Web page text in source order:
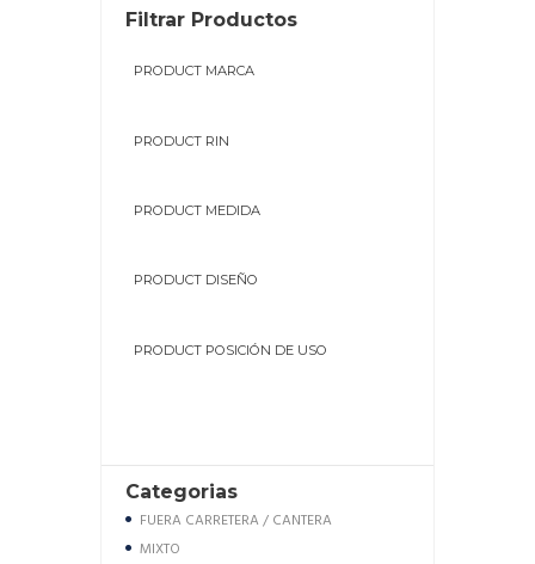
Filtrar Productos
Categorias
FUERA CARRETERA / CANTERA
MIXTO